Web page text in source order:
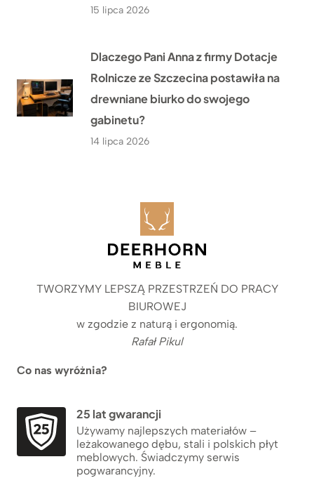
15 lipca 2026
Dlaczego Pani Anna z firmy Dotacje
Rolnicze ze Szczecina postawiła na
drewniane biurko do swojego
gabinetu?
14 lipca 2026
TWORZYMY LEPSZĄ PRZESTRZEŃ DO PRACY
BIUROWEJ
w zgodzie z naturą i ergonomią.
Rafał Pikul
Co nas wyróżnia?
25 lat gwarancji
Używamy najlepszych materiałów –
leżakowanego dębu, stali i polskich płyt
meblowych. Świadczymy serwis
pogwarancyjny.